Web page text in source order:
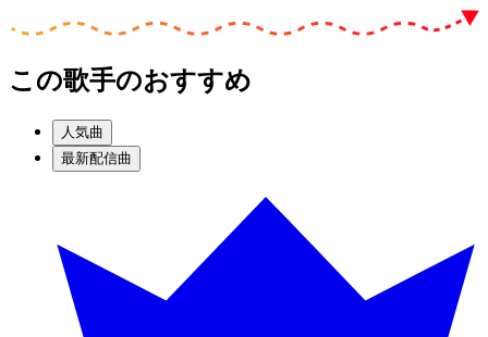
この歌手のおすすめ
人気曲
最新配信曲